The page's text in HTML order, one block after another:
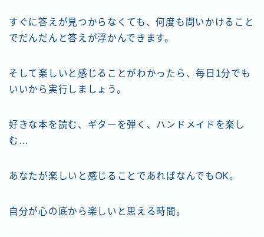
すぐに答えが見つからなくても、何度も問いかけること
でだんだんと答えが浮かんできます。
そして楽しいと感じることがわかったら、毎日1分でも
いいから実行しましょう。
好きな本を読む、ギターを弾く、ハンドメイドを楽し
む…
あなたが楽しいと感じることであればなんでもOK。
自分が心の底から楽しいと思える時間。